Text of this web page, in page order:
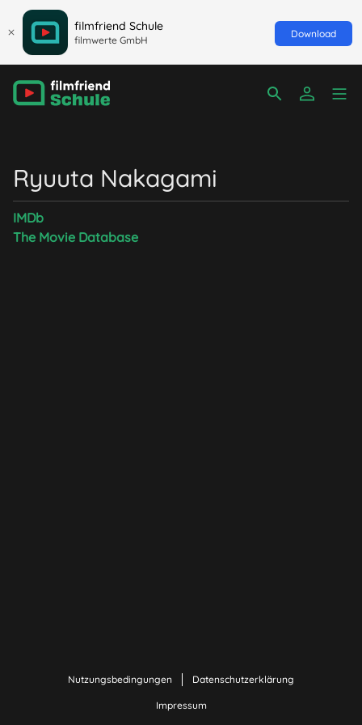
filmfriend Schule
filmwerte GmbH
Download
Ryuuta Nakagami
IMDb
The Movie Database
Nutzungsbedingungen Datenschutzerklärung
Impressum